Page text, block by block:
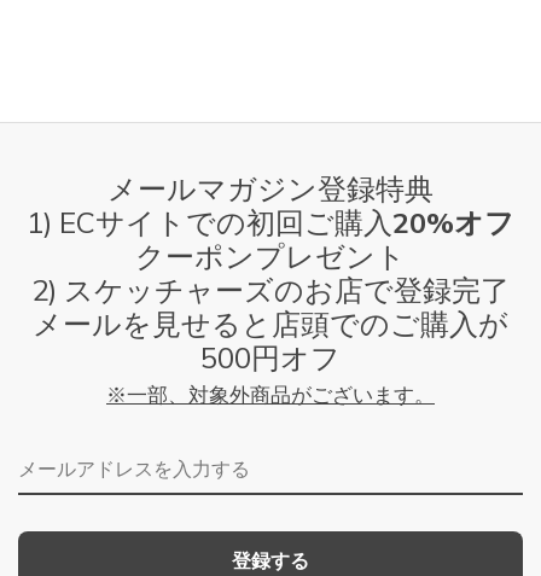
メールマガジン登録特典
1) ECサイトでの初回ご購入20%オフ
クーポンプレゼント
2) スケッチャーズのお店で登録完了
メールを見せると店頭でのご購入が
500円オフ
※一部、対象外商品がございます。
メールアドレス
登録する